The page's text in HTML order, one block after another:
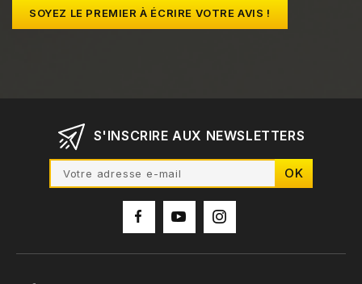
SOYEZ LE PREMIER À ÉCRIRE VOTRE AVIS !
S'INSCRIRE AUX NEWSLETTERS